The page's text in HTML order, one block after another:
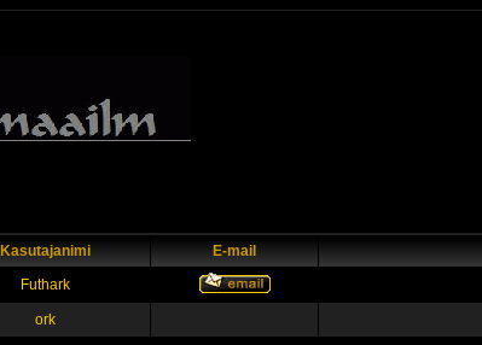
Kasutajanimi E-mail
Futhark
ork